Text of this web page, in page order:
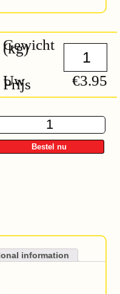
Gewicht
(kg)
Uw
Prijs €3.95
quantity
Bestel nu
information